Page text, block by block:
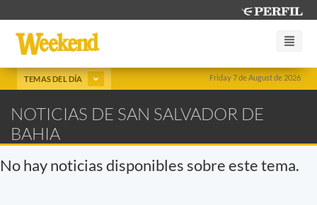
Friday 7 de August de 2026
TEMAS DEL DÍA
NOTICIAS DE SAN SALVADOR DE
BAHIA
No hay noticias disponibles sobre este tema.